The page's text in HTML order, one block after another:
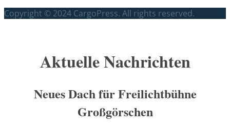
Copyright © 2024 CargoPress. All rights reserved.
Aktuelle Nachrichten
Neues Dach für Freilichtbühne
Großgörschen